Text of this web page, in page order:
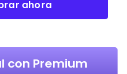
ahora
con Premium